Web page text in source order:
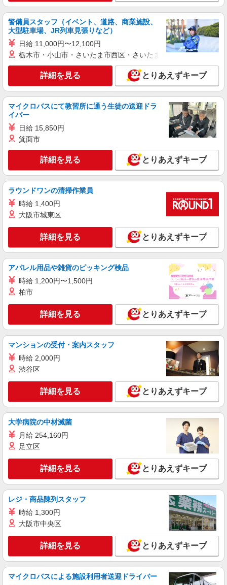
キープ 詳細を見る
アルバイト パート 派遣社員 紹介予定派遣
日研トータルソーシング株式会社 メディカルケア事業部/博多オフィ
ス
介護スタッフ／資格あり or 経験者
時給1,320円〜1,400円 ◆無資格・経験者：時
給1,320円〜 ◆初任者研修・未経験：時給1,320
円〜 ◆初任者研修・経験者：時給1,350円〜 ◆介
護福祉士：時給1,400円〜 ※経験者は3ヶ月以上 ※
給与幅は経験・能力による ★週払いOK（規定あ
福岡県久留米市 【最寄駅】五郎丸駅 ★勤務地
は3000ヶ所以上★ 自宅から通いやすいエリアな
ど、お好きな勤務地をお選び下さい！！
キープ 詳細を見る
株式会社kotrio /●FK-H-2102271
久留米市＊サ高住STAFF＊曜日不問・週3〜
OK！働きやすさ◎
時給1450円〜2062円 ＜日払い有/週払い有/交
キープ 詳細を見る
アルバイト パート 派遣社員 紹介予定派遣
日研トータルソーシング株式会社 メディカルケア事業部/博多オフィ
ス
未経験・無資格OKの介護スタッフ
時給1,300円〜1,400円 ★週払いOK（規定あ
り） ※給与幅は経験・能力による
福岡県久留米市 【最寄駅】西鉄久留米駅 ★勤
務地は3000ヶ所以上★ 自宅から通いやすいエリア
など、お好きな勤務地をお選び下さい！！
キープ 詳細を見る
株式会社kotrio /●FK-H-2067913
久留米市｜まずは送迎業務で活躍しよう◎デイ
サービスSTAFF
時給1450円〜2062円 ＜日払い有/週払い有/交
通費全支給(ガソリン代含む)＞
キープ 詳細を見る
派遣社員
株式会社kotrio /●FK-H-2068450
≪久留米市≫介護の現場で心を燃やせ！！！デ
時給1450円〜2062円 ＜日払い有/週払い有/交
通費全支給(ガソリン代含む)＞
久留米市花畑
キープ 詳細を見る
警備員スタッフ（イベント、道路、商業施設、
大型駐車場、JR列車見張りなど）
日給 11,000円〜12,100円
栃木市・小山市・さいたま市西区・さいたま市岩槻区・久喜市・
詳細を見る とりあえずキープ
マイクロバスにて教習所に通う生徒の送迎ドラ
イバー
日給 15,850円
箕面市
詳細を見る とりあえずキープ
ラウンドワンの清掃作業員
時給 1,400円
大阪市城東区
詳細を見る とりあえずキープ
アパレル用品や雑貨のピッキング検品
時給 1,200円〜1,500円
柏市
詳細を見る とりあえずキープ
マンションの受付・案内スタッフ
時給 2,000円
渋谷区
詳細を見る とりあえずキープ
大学病院の中材滅菌
月給 254,160円
足立区
詳細を見る とりあえずキープ
レジ・商品陳列スタッフ
時給 1,300円
大阪市中央区
詳細を見る とりあえずキープ
マイクロバスによる施設利用者送迎ドライバー